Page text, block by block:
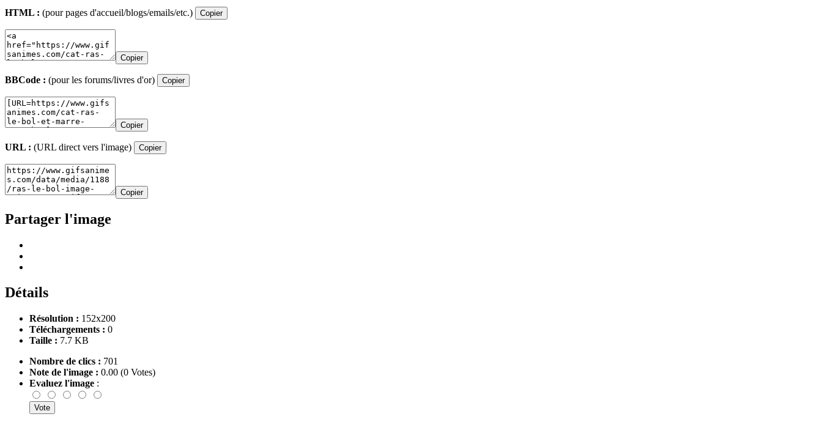
HTML : (pour pages d'accueil/blogs/emails/etc.) Copier
Copier
BBCode : (pour les forums/livres d'or) Copier
Copier
URL : (URL direct vers l'image) Copier
Copier
Partager l'image
Détails
Résolution : 152x200
Téléchargements : 0
Taille : 7.7 KB
Nombre de clics : 701
Note de l'image : 0.00 (0 Votes)
Evaluez l'image :